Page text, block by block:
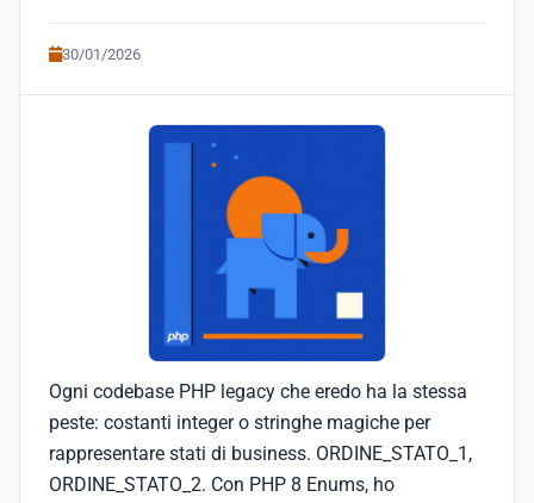
30/01/2026
Ogni codebase PHP legacy che eredo ha la stessa
peste: costanti integer o stringhe magiche per
rappresentare stati di business. ORDINE_STATO_1,
ORDINE_STATO_2. Con PHP 8 Enums, ho